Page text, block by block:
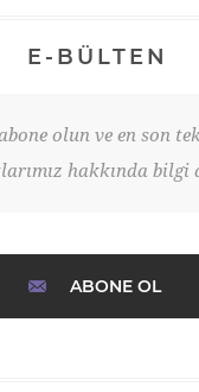
E-BÜLTEN
olun ve en son
hakkında bilgi
ABONE OL